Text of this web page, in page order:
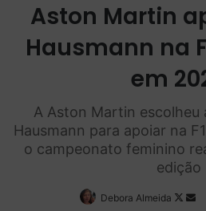
Aston Martin
Hausmann na
em
A Aston Martin escolheu
Hausmann para apoiar na
o campeonato feminino
edição
Debora Almeida